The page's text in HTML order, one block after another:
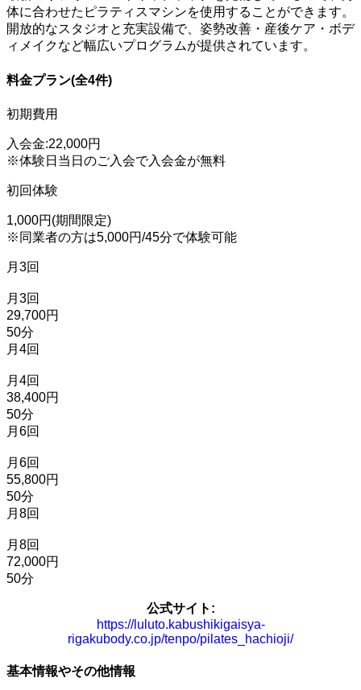
体に合わせたピラティスマシンを使用することができます。
開放的なスタジオと充実設備で、姿勢改善・産後ケア・ボデ
ィメイクなど幅広いプログラムが提供されています。
料金プラン(全4件)
初期費用
入会金:22,000円
※体験日当日のご入会で入会金が無料
初回体験
1,000円(期間限定)
※同業者の方は5,000円/45分で体験可能
月3回
月3回
29,700円
50分
月4回
月4回
38,400円
50分
月6回
月6回
55,800円
50分
月8回
月8回
72,000円
50分
公式サイト:
https://luluto.kabushikigaisya-
rigakubody.co.jp/tenpo/pilates_hachioji/
基本情報やその他情報